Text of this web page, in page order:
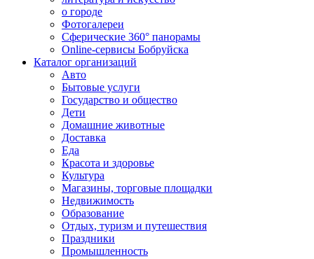
о городе
Фотогалереи
Сферические 360° панорамы
Online-сервисы Бобруйска
Каталог организаций
Авто
Бытовые услуги
Государство и общество
Дети
Домашние животные
Доставка
Еда
Красота и здоровье
Культура
Магазины, торговые площадки
Недвижимость
Образование
Отдых, туризм и путешествия
Праздники
Промышленность